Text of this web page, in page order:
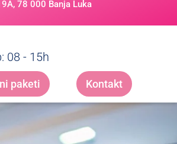
78 000 Banja Luka
08 - 15h
paketi Kontakt